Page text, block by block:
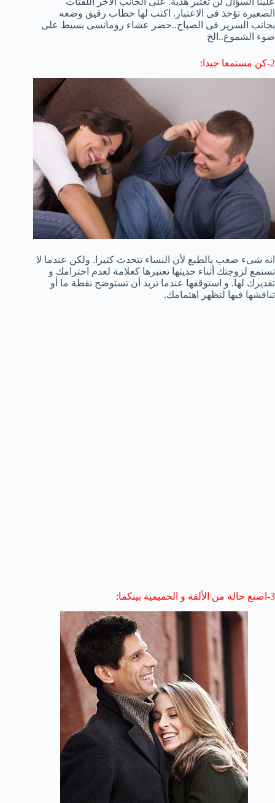
الصغيرة تؤخذ فى الاعتبار. اكتب لها خطاب رقيق وضعه
بجانب السرير فى الصباح..حضر عشاء رومانسى بسيط على
ضوء الشموع..الخ
2-كن مستمعا جيدا:
انه شىء صعب بالطبع لأن النساء تتحدث كثيرا. ولكن عندما لا
تستمع لزوجتك أثناء حديثها تعتبرها كعلامة لعدم احترامك و
تقديرك لها. و استوقفها عندما تريد أن تستوضح نقطة ما أو
تناقشها فيها لتظهر اهتمامك.
3-اصنع حالة من الألفة و الحميمية بينكما: